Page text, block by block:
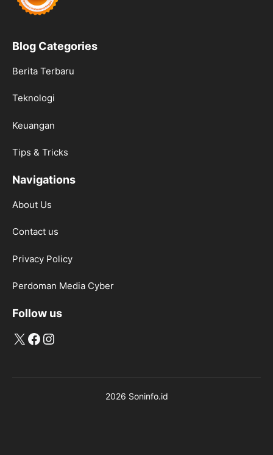
Blog Categories
Berita Terbaru
Teknologi
Keuangan
Tips & Tricks
Navigations
About Us
Contact us
Privacy Policy
Perdoman Media Cyber
Follow us
X Facebook
Instagram
2026 Soninfo.id